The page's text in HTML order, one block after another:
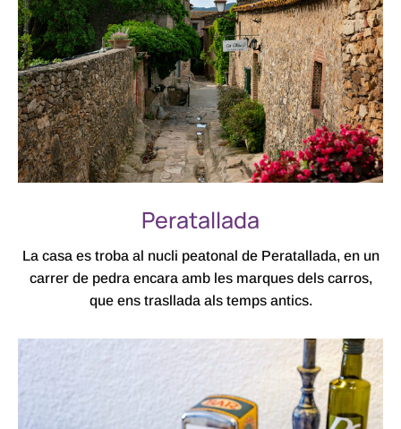
Peratallada
La casa es troba al nucli peatonal de Peratallada, en un
carrer de pedra encara amb les marques dels carros,
que ens trasllada als temps antics.